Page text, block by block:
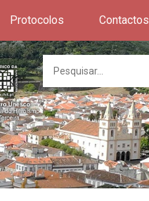
Protocolos Contactos